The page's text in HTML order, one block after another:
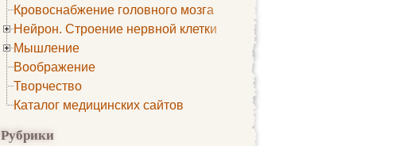
Кровоснабжение головного мозга
Нейрон. Строение нервной клетки
Мышление
Воображение
Творчество
Каталог медицинских сайтов
Рубрики